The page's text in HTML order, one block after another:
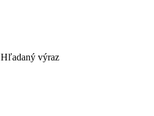
Hľadaný výraz